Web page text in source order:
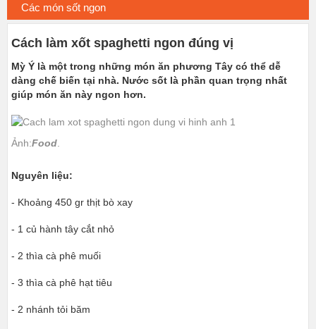
Các món sốt ngon
Cách làm xốt spaghetti ngon đúng vị
Mỳ Ý là một trong những món ăn phương Tây có thể dễ
dàng chế biến tại nhà. Nước sốt là phần quan trọng nhất
giúp món ăn này ngon hơn.
Ảnh:Food
Nguyên liệu:
- Khoảng 450 gr thịt bò xay
- 1 củ hành tây cắt nhỏ
- 2 thìa cà phê muối
- 3 thìa cà phê hạt tiêu
- 2 nhánh tỏi băm